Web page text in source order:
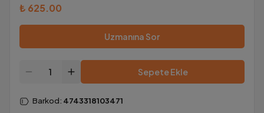
₺ 625.00
Uzmanına Sor
Sepete Ekle
Barkod: 4743318103471